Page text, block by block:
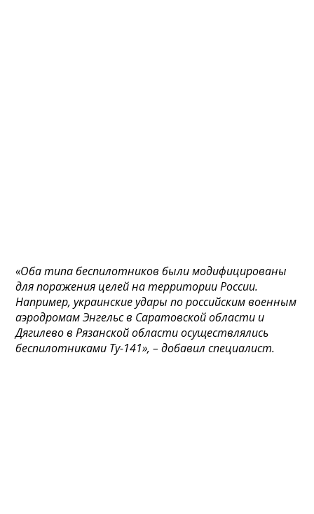
«Оба типа беспилотников были модифицированы
для поражения целей на территории России.
Например, украинские удары по российским военным
аэродромам Энгельс в Саратовской области и
Дягилево в Рязанской области осуществлялись
беспилотниками Ту-141», – добавил специалист.